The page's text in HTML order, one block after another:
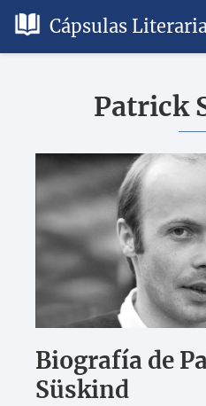
Cápsulas
Patrick
Biografía de
Süskind